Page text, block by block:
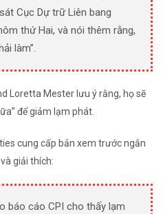
Cục Dự trữ Liên bang
thứ Hai, và nói thêm rằng,
làm”.
Loretta Mester lưu ý rằng, họ sẽ
để giảm lạm phát.
cung cấp bản xem trước ngắn
giải thích:
báo cáo CPI cho thấy lạm